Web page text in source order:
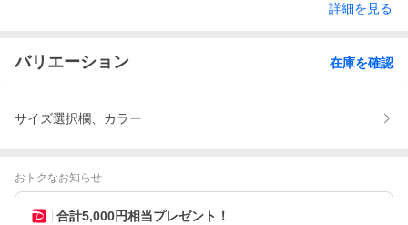
詳細を見る
バリエーション 在庫を確認
サイズ選択欄、カラー
おトクなお知らせ
合計5,000円相当プレゼント！